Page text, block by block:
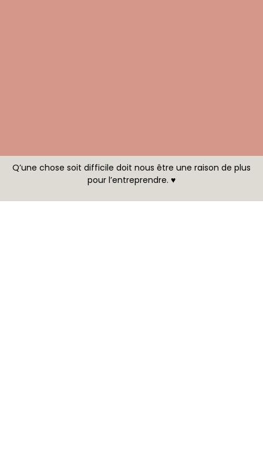
Q’une chose soit difficile doit nous être une raison de plus
pour l’entreprendre. ♥